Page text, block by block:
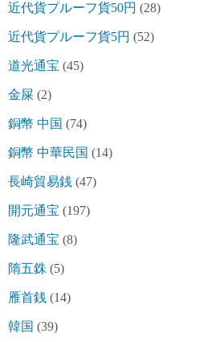
近代貨プルーフ貨50円 (28)
近代貨プルーフ貨5円 (52)
道光通宝 (45)
金屎 (2)
銅幣 中国 (74)
銅幣 中華民国 (14)
長崎貿易銭 (47)
開元通宝 (197)
隆武通宝 (8)
隋五銖 (5)
雁首銭 (14)
韓国 (39)